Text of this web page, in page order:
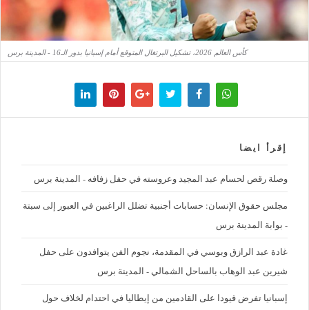
كأس العالم 2026، تشكيل البرتغال المتوقع أمام إسبانيا بدور الـ16 - المدينة برس
إقرأ ايضا
وصلة رقص لحسام عبد المجيد وعروسته في حفل زفافه - المدينة برس
مجلس حقوق الإنسان: حسابات أجنبية تضلل الراغبين في العبور إلى سبتة
- بوابة المدينة برس
غادة عبد الرازق وبوسي في المقدمة، نجوم الفن يتوافدون على حفل
شيرين عبد الوهاب بالساحل الشمالي - المدينة برس
إسبانيا تفرض قيودا على القادمين من إيطاليا في احتدام لخلاف حول